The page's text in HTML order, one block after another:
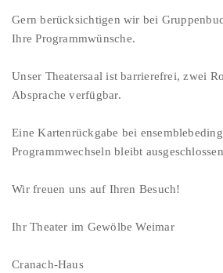
Gern berücksichtigen wir bei
Ihre Programmwünsche.
Unser Theatersaal ist barrierefrei, zwei
Absprache verfügbar.
Eine Kartenrückgabe bei
Programmwechseln bleibt
Wir freuen uns auf Ihren Besuch!
Ihr Theater im Gewölbe Weimar
Cranach-Haus